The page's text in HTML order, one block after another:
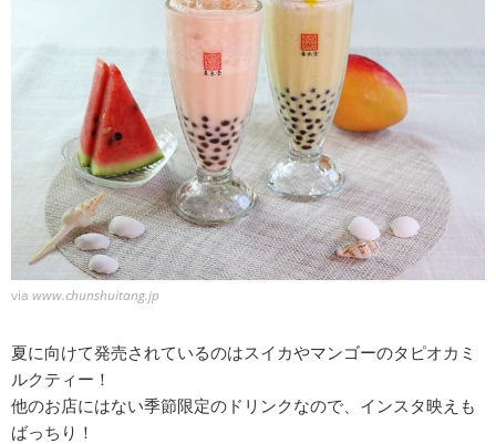
via www.chunshuitang.jp
夏に向けて発売されているのはスイカやマンゴーのタピオカミ
ルクティー！
他のお店にはない季節限定のドリンクなので、インスタ映えも
ばっちり！